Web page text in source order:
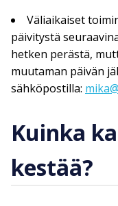
Väliaikaiset
päivitystä
hetken perästä,
muutaman päivän
sähköpostilla:
Kuinka
kestää?